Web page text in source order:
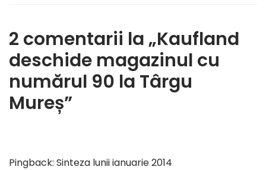
2 comentarii la „Kaufland
deschide magazinul cu
numărul 90 la Târgu
Mureș”
Pingback: Sinteza lunii ianuarie 2014